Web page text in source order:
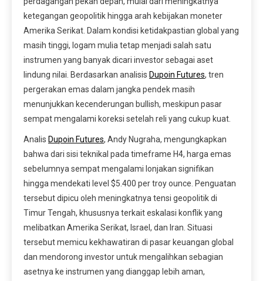
ketegangan geopolitik hingga arah kebijakan moneter
Amerika Serikat. Dalam kondisi ketidakpastian global yang
masih tinggi, logam mulia tetap menjadi salah satu
instrumen yang banyak dicari investor sebagai aset
lindung nilai. Berdasarkan analisis Dupoin Futures, tren
pergerakan emas dalam jangka pendek masih
menunjukkan kecenderungan bullish, meskipun pasar
sempat mengalami koreksi setelah reli yang cukup kuat.
Analis Dupoin Futures, Andy Nugraha, mengungkapkan
bahwa dari sisi teknikal pada timeframe H4, harga emas
sebelumnya sempat mengalami lonjakan signifikan
hingga mendekati level $5.400 per troy ounce. Penguatan
tersebut dipicu oleh meningkatnya tensi geopolitik di
Timur Tengah, khususnya terkait eskalasi konflik yang
melibatkan Amerika Serikat, Israel, dan Iran. Situasi
tersebut memicu kekhawatiran di pasar keuangan global
dan mendorong investor untuk mengalihkan sebagian
asetnya ke instrumen yang dianggap lebih aman,